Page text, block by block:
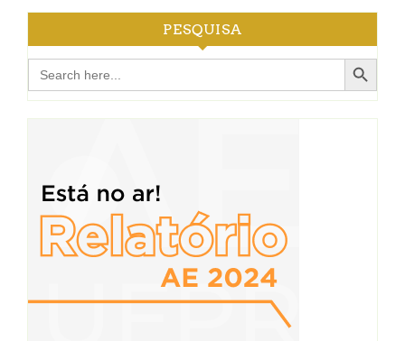
PESQUISA
Search
for:
Search Button